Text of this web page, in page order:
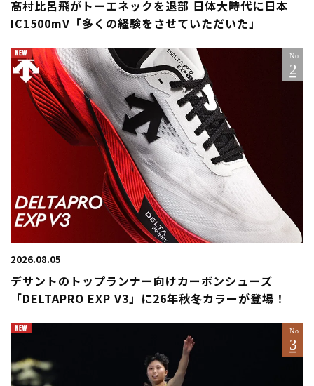
髙村比呂飛がトーエネックを退部 日体大時代に日本
IC1500mV「多くの経験をさせていただいた」
2026.08.05
デサントのトップランナー向けカーボンシューズ
「DELTAPRO EXP V3」に26年秋冬カラーが登場！